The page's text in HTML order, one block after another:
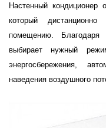
Настенный кондиционер
который
помещению. Благодаря
выбирает нужный
энергосбережения,
наведения воздушного